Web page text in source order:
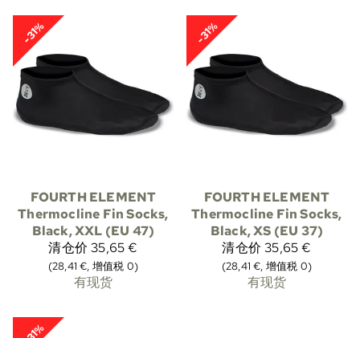
-31%
FOURTH ELEMENT
Thermocline Fin Socks,
Black, XXL (EU 47)
清仓价 35,65 €
(28,41 €, 增值税 0)
有现货
-31%
FOURTH ELEMENT
Thermocline Fin Socks,
Black, XS (EU 37)
清仓价 35,65 €
(28,41 €, 增值税 0)
有现货